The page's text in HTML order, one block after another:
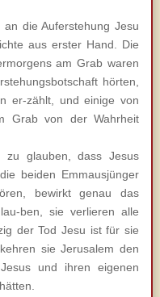
die Auferstehung Jesu
aus erster Hand. Die
am Grab waren
hörten,
er-zählt, und einige von
Grab von der Wahrheit
glauben, dass Jesus
beiden Emmausjünger
bewirkt genau das
ben, sie verlieren alle
der Tod Jesu ist für sie
sie Jerusalem den
und ihren eigenen